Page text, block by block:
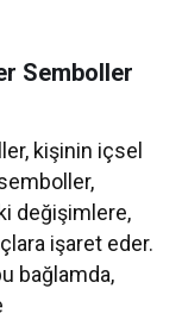
Semboller
kişinin içsel
değişimlere,
işaret eder.
bağlamda,